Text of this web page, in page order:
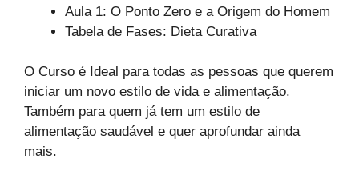
Aula 1: O Ponto Zero e a Origem do Homem
Tabela de Fases: Dieta Curativa
O Curso é Ideal para todas as pessoas que querem
iniciar um novo estilo de vida e alimentação.
Também para quem já tem um estilo de
alimentação saudável e quer aprofundar ainda
mais.